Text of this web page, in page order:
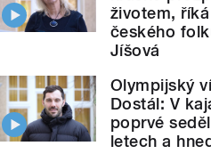
životem,
českého
Jíšová
Olympijský
Dostál: V
poprvé
letech a